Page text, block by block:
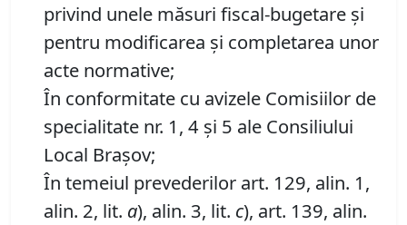
privind unele măsuri fiscal-bugetare şi
pentru modificarea şi completarea unor
acte normative;
În conformitate cu avizele Comisiilor de
specialitate nr. 1, 4 și 5 ale Consiliului
Local Brașov;
În temeiul prevederilor art. 129, alin. 1,
alin. 2, lit. a), alin. 3, lit. c), art. 139, alin.